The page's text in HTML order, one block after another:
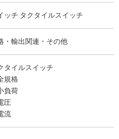
ッチ タクタイルスイッチ
・輸出関連・その他
タイルスイッチ
規格
負荷
圧
流